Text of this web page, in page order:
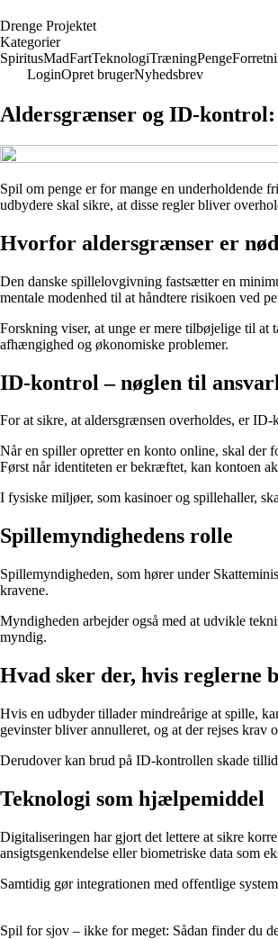
Drenge Projektet
Kategorier
SpiritusMadFartTeknologiTræningPenge
LoginOpret brugerNyhedsbrev
Aldersgrænser og ID-kontrol:
Spil om penge er for mange en underholdende
udbydere skal sikre, at disse regler bliver
Hvorfor aldersgrænser er
Den danske spillelovgivning fastsætter en
mentale modenhed til at håndtere risikoen ved
Forskning viser, at unge er mere tilbøjelige til at
afhængighed og økonomiske problemer.
ID-kontrol – nøglen til
For at sikre, at aldersgrænsen overholdes, er
Når en spiller opretter en konto online, skal der
Først når identiteten er bekræftet, kan kontoen
I fysiske miljøer, som kasinoer og spillehaller,
Spillemyndighedens rolle
Spillemyndigheden, som hører under
kravene.
Myndigheden arbejder også med at udvikle
myndig.
Hvad sker der, hvis reglerne
Hvis en udbyder tillader mindreårige at spille,
gevinster bliver annulleret, og at der rejses krav
Derudover kan brud på ID-kontrollen skade
Teknologi som hjælpemiddel
Digitaliseringen har gjort det lettere at sikre
ansigtsgenkendelse eller biometriske data som
Samtidig gør integrationen med offentlige
Spil for sjov – ikke for meget: Sådan finder du